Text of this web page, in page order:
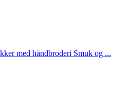
med håndbroderi Smuk og ...